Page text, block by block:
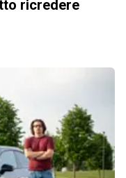
ricredere